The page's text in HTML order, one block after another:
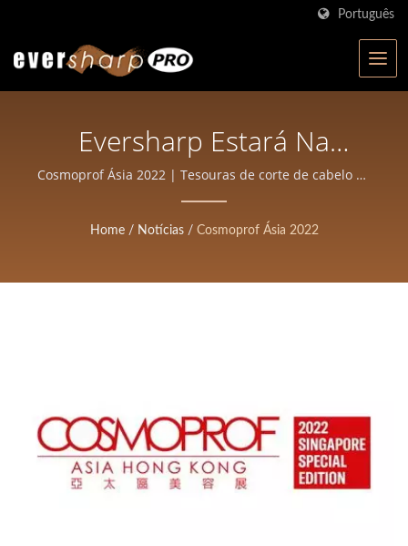
Português
Eversharp Estará Na
Cosmoprof Asia |
Fabricante De Tesouras
| Eversharp Pro Company
Cosmoprof Ásia 2022 | Tesouras de corte de cabelo de
alta precisão para estilistas
Home / Notícias / Cosmoprof Ásia 2022